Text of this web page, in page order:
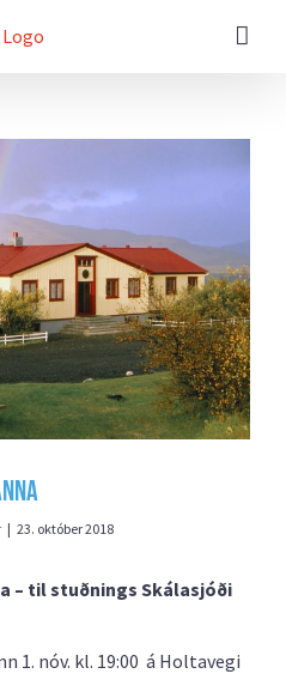
| 23. október 2018
– til stuðnings Skálasjóði
1. nóv. kl. 19:00 á Holtavegi